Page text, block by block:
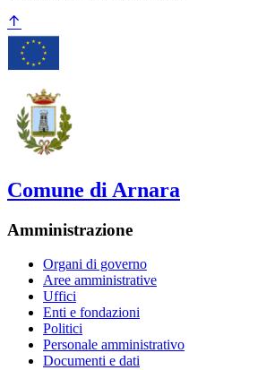
Comune di Arnara
Amministrazione
Organi di governo
Aree amministrative
Uffici
Enti e fondazioni
Politici
Personale amministrativo
Documenti e dati